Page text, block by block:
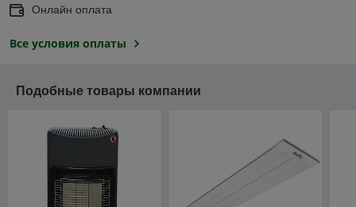
Онлайн оплата
Все условия оплаты
Подобные товары компании